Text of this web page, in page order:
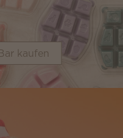
kaufen